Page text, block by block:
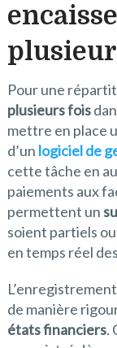
Pour une
plusieurs fois
mettre en place
d’un logiciel de
cette tâche en
paiements aux
permettent un
soient partiels
en temps réel
de manière
états financiers.